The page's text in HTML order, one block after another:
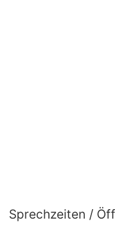
Sprechzeiten /